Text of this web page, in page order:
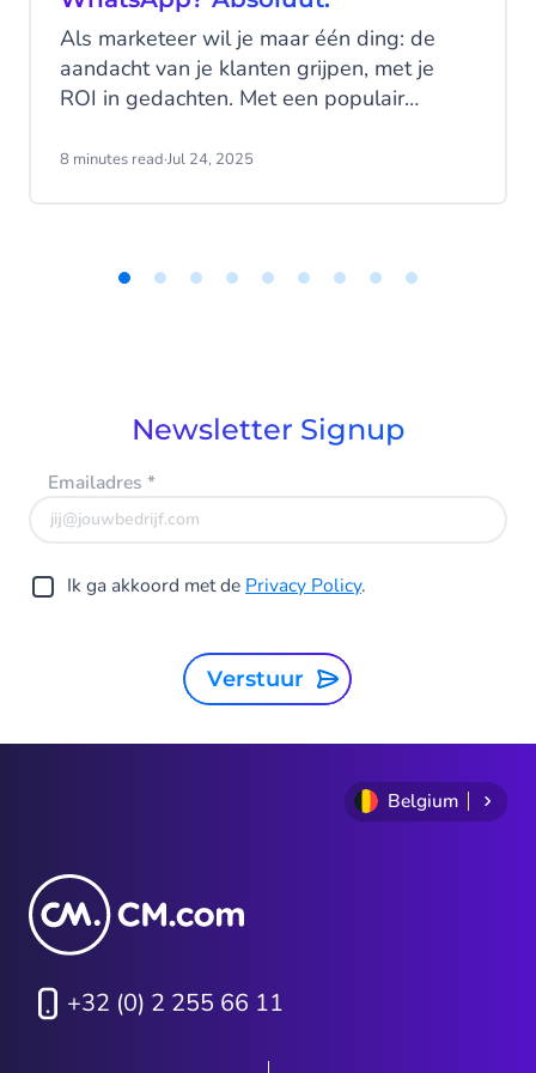
Als marketeer wil je maar één ding: de
aandacht van je klanten grijpen, met je
ROI in gedachten. Met een populair
het bereik en de interactieve aard van het
data in je voordeel te gebruiken!
8 minutes read·Jul 24, 2025
Newsletter Signup
Emailadres *
Ik ga akkoord met de Privacy Policy.
Verstuur
Belgium
+32 (0) 2 255 66 11